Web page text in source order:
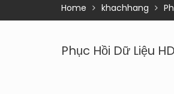
Home khachhang
Phục Hồi Dữ Liệu